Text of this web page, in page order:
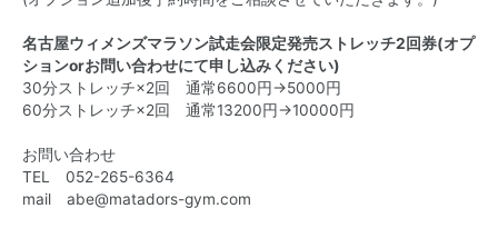
名古屋ウィメンズマラソン試走会限定発売ストレッチ2回券(オプ
ションorお問い合わせにて申し込みください)
30分ストレッチ×2回 通常6600円→5000円
60分ストレッチ×2回 通常13200円→10000円
お問い合わせ
TEL 052-265-6364
mail abe@matadors-gym.com